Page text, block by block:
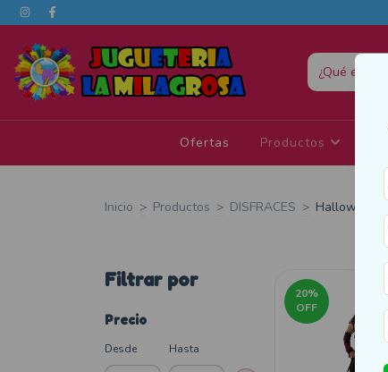
Ofertas Productos
Inicio > Productos > DISFRACES > Halloween
Filtrar por
Precio
Desde Hasta
20%
OFF